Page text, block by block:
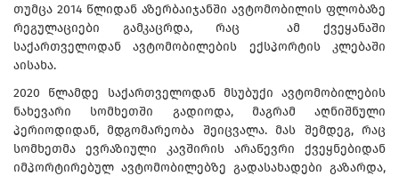
თუმცა 2014 წლიდან აზერბაიჯანში ავტომობილის ფლობაზე
რეგულაციები გამკაცრდა, რაც ამ ქვეყანაში
საქართველოდან ავტომობილების ექსპორტის კლებაში
აისახა.
2020 წლამდე საქართველოდან მსუბუქი ავტომობილების
ნახევარი სომხეთში გადიოდა, მაგრამ აღნიშნული
პერიოდიდან, მდგომარეობა შეიცვალა. მას შემდეგ, რაც
სომხეთმა ევრაზიული კავშირის არაწევრი ქვეყნებიდან
იმპორტირებულ ავტომობილებზე გადასახადები გაზარდა,